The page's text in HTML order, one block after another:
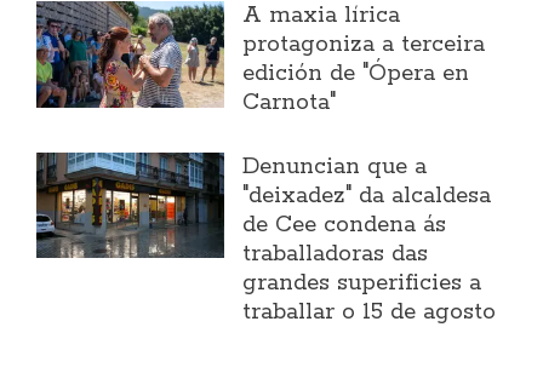
A maxia lírica
protagoniza a terceira
edición de "Ópera en
Carnota"
Denuncian que a
"deixadez" da alcaldesa
de Cee condena ás
traballadoras das
grandes superificies a
traballar o 15 de agosto